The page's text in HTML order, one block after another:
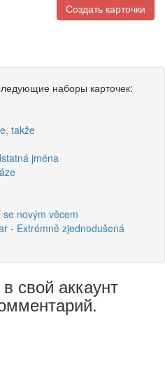
Создать карточки
наборы карточек:
takže
jména
novým věcem
- Extrémně zjednodušená
свой аккаунт